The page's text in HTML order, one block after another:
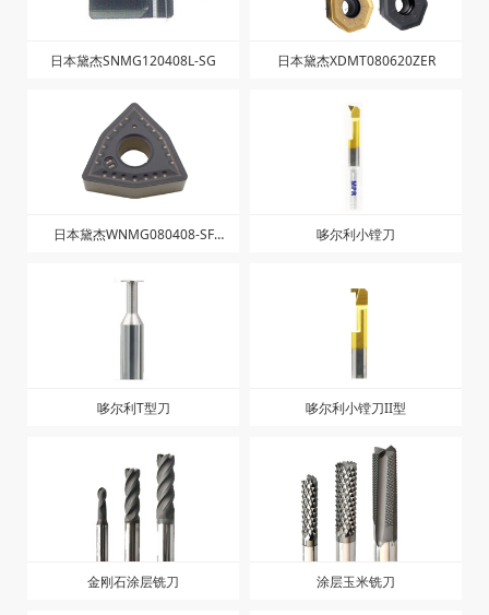
日本黛杰SNMG120408L-SG 日本黛杰XDMT080620ZER
日本黛杰WNMG080408-SF 哆尔利小镗刀
哆尔利T型刀 哆尔利小镗刀II型
金刚石涂层铣刀 涂层玉米铣刀